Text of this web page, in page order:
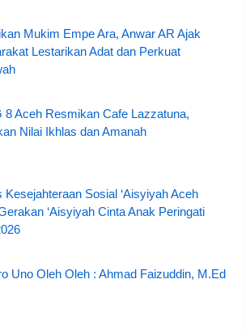
Mukim Empe Ara, Anwar AR Ajak
Lestarikan Adat dan Perkuat
8 Aceh Resmikan Cafe Lazzatuna,
Nilai Ikhlas dan Amanah
Kesejahteraan Sosial ‘Aisyiyah Aceh
‘Aisyiyah Cinta Anak Peringati
Uno Oleh Oleh : Ahmad Faizuddin, M.Ed